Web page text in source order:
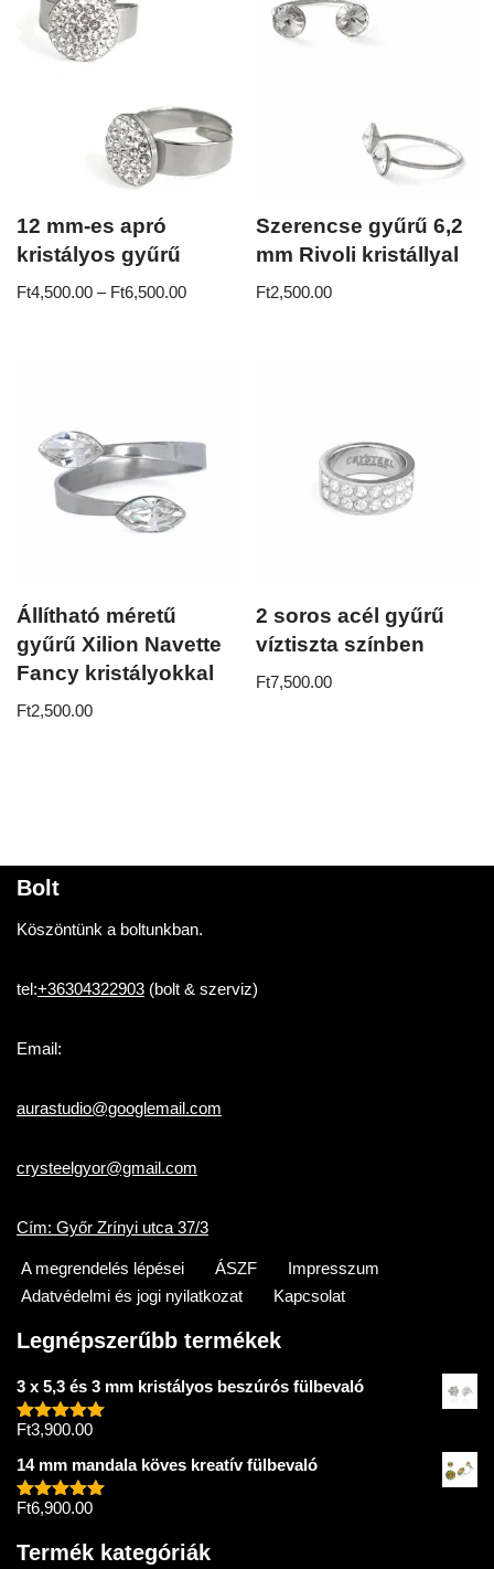
12 mm-es apró
kristályos gyűrű
Ft4,500.00 – Ft6,500.00
Szerencse gyűrű 6,2
mm Rivoli kristállyal
Ft2,500.00
Állítható méretű
gyűrű Xilion Navette
Fancy kristályokkal
Ft2,500.00
2 soros acél gyűrű
víztiszta színben
Ft7,500.00
Bolt
Köszöntünk a boltunkban.
tel:+36304322903 (bolt & szerviz)
Email:
aurastudio@googlemail.com
crysteelgyor@gmail.com
Cím: Győr Zrínyi utca 37/3
A megrendelés lépései ÁSZF
Impresszum
Adatvédelmi és jogi nyilatkozat
Kapcsolat
Legnépszerűbb termékek
3 x 5,3 és 3 mm kristályos beszúrós fülbevaló
Értékelés:
Ft3,900.00
14 mm mandala köves kreatív fülbevaló
Értékelés:
Ft6,900.00
Termék kategóriák